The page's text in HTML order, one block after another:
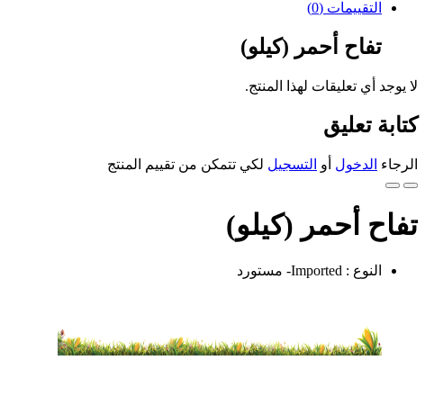
التقييمات (0)
تفاح أحمر (كيلو)
لا يوجد أي تعليقات لهذا المنتج.
كتابة تعليق
الرجاء الدخول أو التسجيل لكي تتمكن من تقييم المنتج
تفاح أحمر (كيلو)
النوع : Imported- مستورد